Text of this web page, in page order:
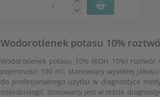
Wodorotlenek potasu 10%
Wodorotlenek potasu 10% (KOH 10%)
pojemności 100 ml, stanowiący wysokiej
do profesjonalnego użytku w diagnostyce
mikrobiologii. Stosowany jest w teście